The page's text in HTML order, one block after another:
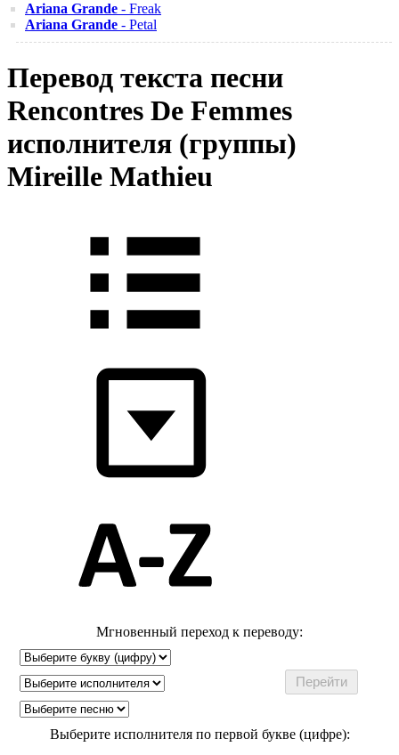
Ariana Grande - Freak
Ariana Grande - Petal
Перевод текста песни
Rencontres De Femmes
исполнителя (группы)
Mireille Mathieu
Мгновенный переход к переводу:
Выберите исполнителя по первой букве (цифре):